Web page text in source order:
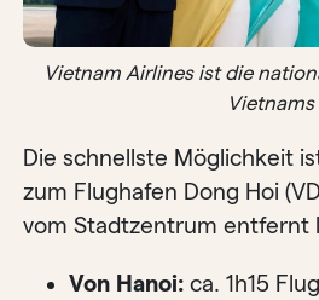
Vietnam Airlines ist die
Vietnams
Die schnellste Möglichkeit
zum Flughafen Dong Hoi
vom Stadtzentrum entfernt
Von Hanoi: ca. 1h15